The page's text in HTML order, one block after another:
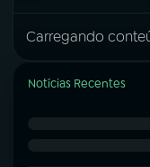
Carregando
Notícias Recentes